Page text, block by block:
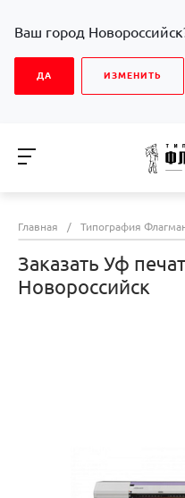
Ваш город
ДА ИЗМЕНИТЬ
Главная / Типография
Заказать Уф
Новороссийск